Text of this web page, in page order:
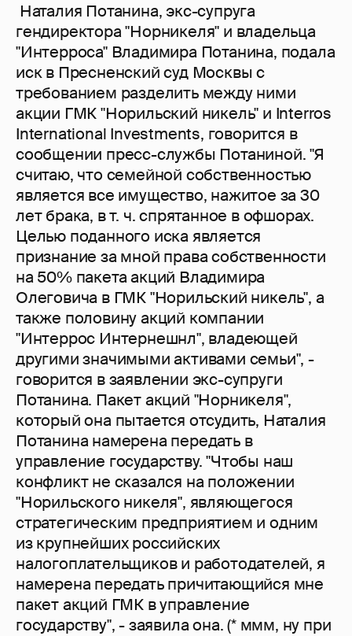
Наталия Потанина, экс-супруга
гендиректора "Норникеля" и владельца
"Интерроса" Владимира Потанина, подала
иск в Пресненский суд Москвы с
требованием разделить между ними
акции ГМК "Норильский никель" и Interros
International Investments, говорится в
сообщении пресс-службы Потаниной. "Я
считаю, что семейной собственностью
является все имущество, нажитое за 30
лет брака, в т. ч. спрятанное в офшорах.
Целью поданного иска является
признание за мной права собственности
на 50% пакета акций Владимира
Олеговича в ГМК "Норильский никель", а
также половину акций компании
"Интеррос Интернешнл", владеющей
другими значимыми активами семьи", -
говорится в заявлении экс-супруги
Потанина. Пакет акций "Норникеля",
который она пытается отсудить, Наталия
Потанина намерена передать в
управление государству. "Чтобы наш
конфликт не сказался на положении
"Норильского никеля", являющегося
стратегическим предприятием и одним
из крупнейших российских
налогоплательщиков и работодателей, я
намерена передать причитающийся мне
пакет акций ГМК в управление
государству", - заявила она. (* ммм, ну при